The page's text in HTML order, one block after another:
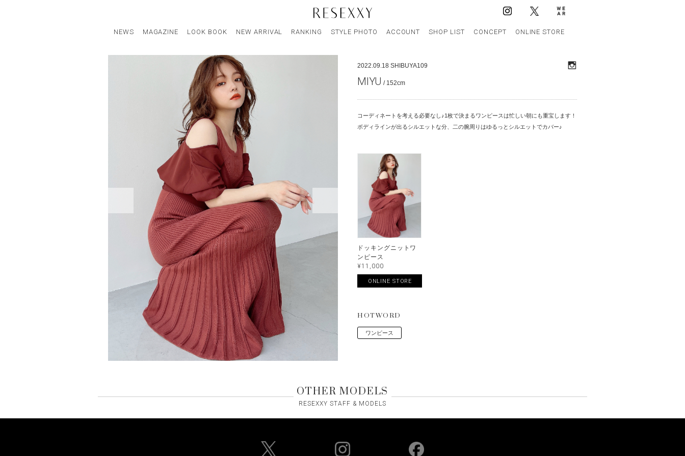
NEWS MAGAZINE LOOK BOOK NEW ARRIVAL RANKING STYLE PHOTO ACCOUNT SHOP LIST CONCEPT ONLINE STORE
2022.09.18 SHIBUYA109
MIYU / 152cm
コーディネートを考える必要なし♪1枚で決まるワンピースは忙しい朝にも重宝します！
ボディラインが出るシルエットな分、二の腕周りはゆるっとシルエットでカバー♪
ドッキングニットワ
ンピース
¥11,000
ONLINE STORE
HOTWORD
ワンピース
OTHER MODELS
RESEXXY STAFF & MODELS